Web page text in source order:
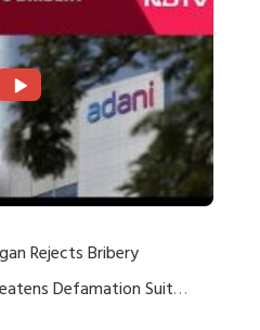
Rejects Bribery
Defamation Suit